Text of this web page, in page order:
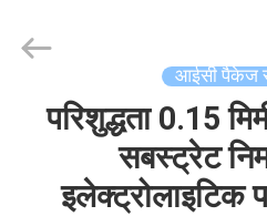
उत्पादों
Co.,Ltd..
आईसी पैकेज
परिशुद्धता 0.15
सबस्ट्रेट
इलेक्ट्रोलाइटिक